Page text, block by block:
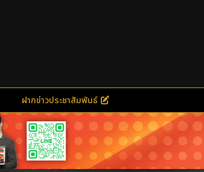
ฝากข่าวประชาสัมพันธ์